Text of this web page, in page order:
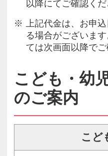
以降にてご確認くだ
上記代金は、お申
る場合がございま
ては次画面以降でご
こども・幼
のご案内
こど